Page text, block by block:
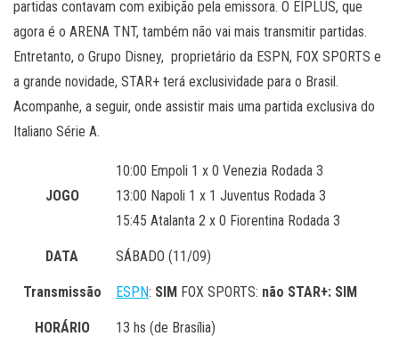
partidas contavam com exibição pela emissora. O EIPLUS, que
agora é o ARENA TNT, também não vai mais transmitir partidas.
Entretanto, o Grupo Disney, proprietário da ESPN, FOX SPORTS e
a grande novidade, STAR+ terá exclusividade para o Brasil.
Acompanhe, a seguir, onde assistir mais uma partida exclusiva do
Italiano Série A.
JOGO
10:00 Empoli 1 x 0 Venezia Rodada 3
13:00 Napoli 1 x 1 Juventus Rodada 3
15:45 Atalanta 2 x 0 Fiorentina Rodada 3
DATA SÁBADO (11/09)
Transmissão ESPN: SIM FOX SPORTS: não STAR+: SIM
HORÁRIO 13 hs (de Brasília)